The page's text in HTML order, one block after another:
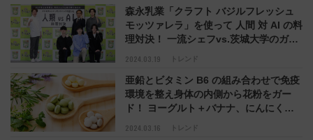
2024.03.19 トレンド
森永乳業「クラフト バジルフレッシュ
モッツァレラ」を使って 人間 対 AI の料
理対決！ 一流シェフvs.茨城大学のガチ
2024.03.16 トレンド
亜鉛とビタミン B6 の組み合わせで免疫
環境を整え身体の内側から花粉をガー
ド！ ヨーグルト＋バナナ、にんにく＋